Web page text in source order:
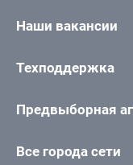
Наши вакансии
Техподдержка
Предвыборная
Все города сети